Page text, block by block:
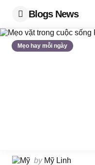
Blogs News
Mẹo hay mỗi ngày
Posted
by Mỹ Linh